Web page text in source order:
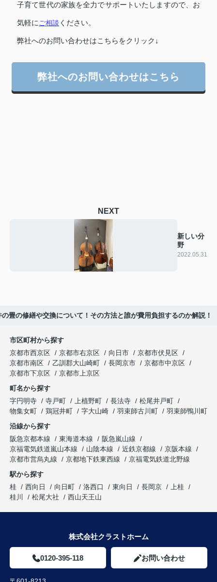
子育て世代の家族を全力でサポートいたしますので、お
気軽にご相談 ください。
弊社へのお問い合わせはこちらをクリック↓
弊社へのお問い合わせはこちら
NEXT
新しい分
野
2022.05.31
畳の修繕や交換について！その方法と誰が費用負担するのか解説！
市区町村から探す
京都市西京区
京都市右京区 向日市
京都市伏見区
京都市南区
乙訓郡大山崎町 長岡京市
京都市中京区
京都市下京区
京都市上京区
町名から探す
字円明寺
寺戸町 上植野町 長法寺
松尾井戸町
物集女町
鶏冠井町 字大山崎 羽束師古川町
羽束師鴨川町
沿線から探す
阪急京都本線
東海道本線
阪急嵐山線
京福電気鉄道嵐山本線
山陰本線 近鉄京都線
京阪本線
京都市営烏丸線
京都地下鉄東西線
京福電気鉄道北野線
駅から探す
桂
西向日 向日町 洛西口 東向日 長岡京
上桂
桂川
松尾大社 西山天王山
株式会社クラストホーム
0120-395-118 お問い合わせ